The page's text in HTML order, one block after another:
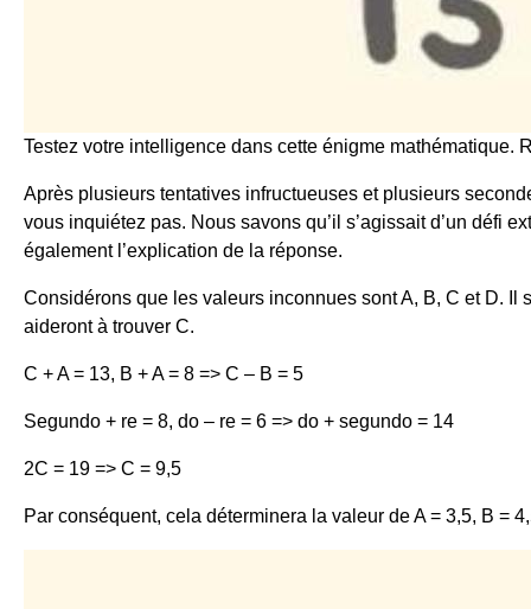
Testez votre intelligence dans cette énigme mathématique.
Après plusieurs tentatives infructueuses et plusieurs
vous inquiétez pas. Nous savons qu’il s’agissait d’un défi
également l’explication de la réponse.
Considérons que les valeurs inconnues sont A, B, C et D. Il
aideront à trouver C.
C + A = 13, B + A = 8 => C – B = 5
Segundo + re = 8, do – re = 6 => do + segundo = 14
2C = 19 => C = 9,5
Par conséquent, cela déterminera la valeur de A = 3,5, B =